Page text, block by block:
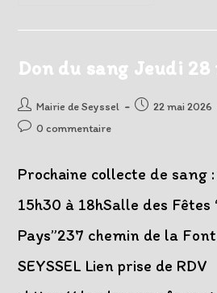
De
Sang
Don du sang Jeudi
Auteur/autrice
de
Mairie de Seyssel
Post22 mai 2026
Post0 commentaire
Prochaine collecte de sang
15h30 à 18hSalle des Fêtes
Pays”237 chemin de la
SEYSSEL Lien prise de RDV